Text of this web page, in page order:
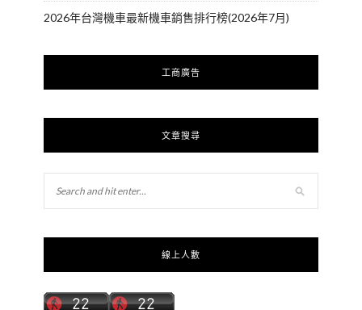
2026年台灣機車最新機車銷售排行榜(2026年7月)
工商廣告
文章搜尋
線上人數